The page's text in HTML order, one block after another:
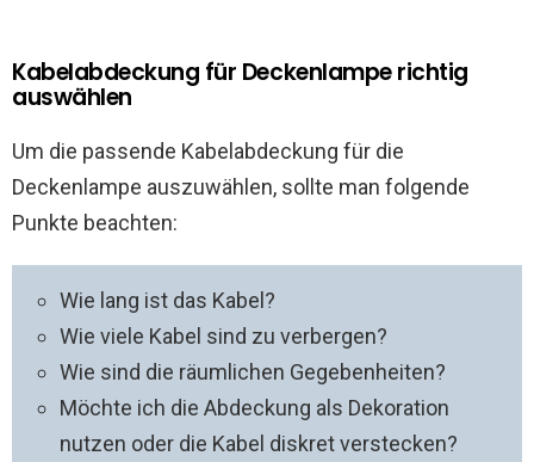
Kabelabdeckung für Deckenlampe richtig
auswählen
Um die passende Kabelabdeckung für die
Deckenlampe auszuwählen, sollte man folgende
Punkte beachten:
Wie lang ist das Kabel?
Wie viele Kabel sind zu verbergen?
Wie sind die räumlichen Gegebenheiten?
Möchte ich die Abdeckung als Dekoration
nutzen oder die Kabel diskret verstecken?